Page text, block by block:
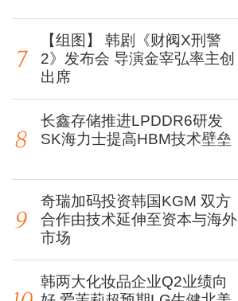
【组图】 韩剧《财阀X刑警
2》发布会 导演金宰弘率主创
出席
长鑫存储推进LPDDR6研发
SK海力士提高HBM技术壁垒
奇瑞加码投资韩国KGM 双方
合作由技术延伸至资本与海外
市场
韩两大化妆品企业Q2业绩向